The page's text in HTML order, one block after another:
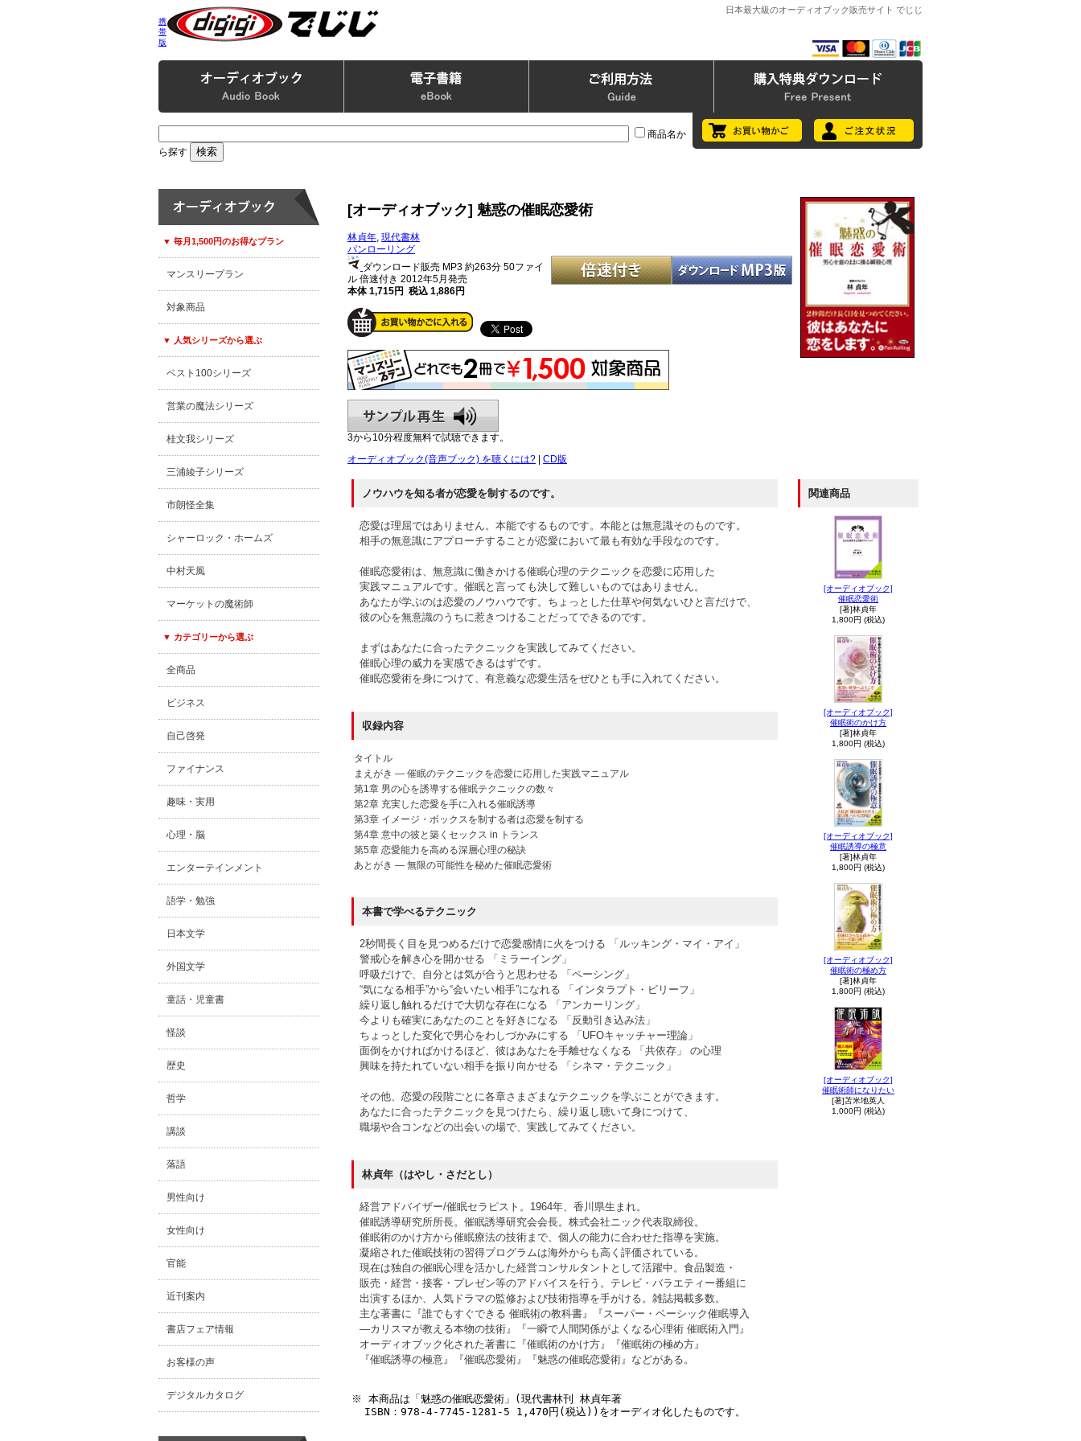
携
帯
版
日本最大級のオーディオブック販売サイト でじじ
商品名か
ら探す
▼ 毎月1,500円のお得なプラン
マンスリープラン
対象商品
▼ 人気シリーズから選ぶ
ベスト100シリーズ
営業の魔法シリーズ
桂文我シリーズ
三浦綾子シリーズ
市朗怪全集
シャーロック・ホームズ
中村天風
マーケットの魔術師
▼ カテゴリーから選ぶ
全商品
ビジネス
自己啓発
ファイナンス
趣味・実用
心理・脳
エンターテインメント
語学・勉強
日本文学
外国文学
童話・児童書
怪談
歴史
哲学
講談
落語
男性向け
女性向け
官能
近刊案内
書店フェア情報
お客様の声
デジタルカタログ
[オーディオブック] 魅惑の催眠恋愛術
林貞年, 現代書林
パンローリング
ダウンロード販売 MP3 約263分 50ファイ
ル 倍速付き 2012年5月発売
本体 1,715円 税込 1,886円
3から10分程度無料で試聴できます。
オーディオブック(音声ブック) を聴くには? | CD版
ノウハウを知る者が恋愛を制するのです。
恋愛は理屈ではありません。本能でするものです。本能とは無意識そのものです。
相手の無意識にアプローチすることが恋愛において最も有効な手段なのです。
催眠恋愛術は、無意識に働きかける催眠心理のテクニックを恋愛に応用した
実践マニュアルです。催眠と言っても決して難しいものではありません。
あなたが学ぶのは恋愛のノウハウです。ちょっとした仕草や何気ないひと言だけで、
彼の心を無意識のうちに惹きつけることだってできるのです。
まずはあなたに合ったテクニックを実践してみてください。
催眠心理の威力を実感できるはずです。
催眠恋愛術を身につけて、有意義な恋愛生活をぜひとも手に入れてください。
収録内容
タイトル
まえがき ― 催眠のテクニックを恋愛に応用した実践マニュアル
第1章 男の心を誘導する催眠テクニックの数々
第2章 充実した恋愛を手に入れる催眠誘導
第3章 イメージ・ボックスを制する者は恋愛を制する
第4章 意中の彼と築くセックス in トランス
第5章 恋愛能力を高める深層心理の秘訣
あとがき ― 無限の可能性を秘めた催眠恋愛術
本書で学べるテクニック
2秒間長く目を見つめるだけで恋愛感情に火をつける 「ルッキング・マイ・アイ」
警戒心を解き心を開かせる 「ミラーイング」
呼吸だけで、自分とは気が合うと思わせる 「ペーシング」
“気になる相手”から“会いたい相手”になれる 「インタラプト・ビリーフ」
繰り返し触れるだけで大切な存在になる 「アンカーリング」
今よりも確実にあなたのことを好きになる 「反動引き込み法」
ちょっとした変化で男心をわしづかみにする 「UFOキャッチャー理論」
面倒をかければかけるほど、彼はあなたを手離せなくなる 「共依存」 の心理
興味を持たれていない相手を振り向かせる 「シネマ・テクニック」
その他、恋愛の段階ごとに各章さまざまなテクニックを学ぶことができます。
あなたに合ったテクニックを見つけたら、繰り返し聴いて身につけて、
職場や合コンなどの出会いの場で、実践してみてください。
林貞年（はやし・さだとし）
経営アドバイザー/催眠セラピスト。1964年、香川県生まれ。
催眠誘導研究所所長。催眠誘導研究会会長。株式会社ニック代表取締役。
催眠術のかけ方から催眠療法の技術まで、個人の能力に合わせた指導を実施。
凝縮された催眠技術の習得プログラムは海外からも高く評価されている。
現在は独自の催眠心理を活かした経営コンサルタントとして活躍中。食品製造・
販売・経営・接客・プレゼン等のアドバイスを行う。テレビ・バラエティー番組に
出演するほか、人気ドラマの監修および技術指導を手がける。雑誌掲載多数。
主な著書に『誰でもすぐできる 催眠術の教科書』『スーパー・ベーシック催眠導入
―カリスマが教える本物の技術』『一瞬で人間関係がよくなる心理術 催眠術入門』
オーディオブック化された著書に『催眠術のかけ方』『催眠術の極め方』
『催眠誘導の極意』『催眠恋愛術』『魅惑の催眠恋愛術』などがある。
※ 本商品は「魅惑の催眠恋愛術」(現代書林刊 林貞年著
関連商品
[オーディオブック]
催眠恋愛術
[著]林貞年
1,800円 (税込)
[オーディオブック]
催眠術のかけ方
[著]林貞年
1,800円 (税込)
[オーディオブック]
催眠誘導の極意
[著]林貞年
1,800円 (税込)
[オーディオブック]
催眠術の極め方
[著]林貞年
1,800円 (税込)
[オーディオブック]
催眠術師になりたい
[著]苫米地英人
1,000円 (税込)